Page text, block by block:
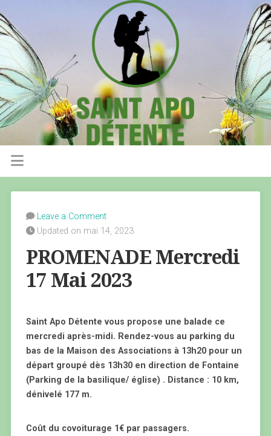
Leave a Comment
Updated on mai 14, 2023
PROMENADE Mercredi
17 Mai 2023
Saint Apo Détente vous propose une balade ce
mercredi après-midi. Rendez-vous au parking du
bas de la Maison des Associations à 13h20 pour un
départ groupé dès 13h30 en direction de Fontaine
(Parking de la basilique/ église) . Distance : 10 km,
dénivelé 177 m.
Coût du covoiturage 1€ par passagers.